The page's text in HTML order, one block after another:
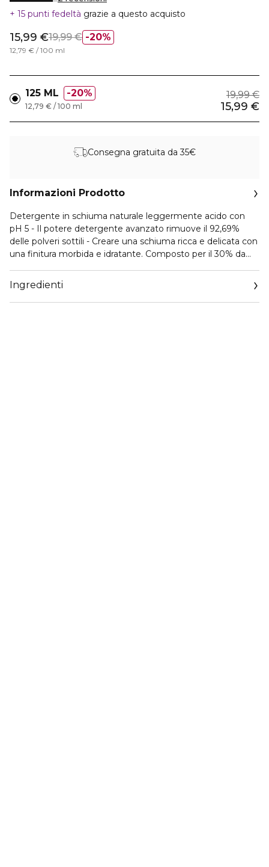
15 punti fedeltà grazie a questo acquisto
20%
15,99 €19,99 €
12,79 € / 100 ml
125 ML 20% 19,99 €
15,99 €
12,79 € / 100 ml
Consegna gratuita da 35€
Informazioni Prodotto
Detergente in schiuma naturale leggermente acido con
pH 5 - Il potere detergente avanzato rimuove il 92,69%
delle polveri sottili - Creare una schiuma ricca e delicata con
una finitura morbida e idratante. Composto per il 30% da
derivati dal cocco che detergono e idratano delicatamente
la pelle - Polvere di bicarbonato di sodio ultra-fine che si
attacca al sebo e alle scorie nei pori per rimuoverle
Ingredienti